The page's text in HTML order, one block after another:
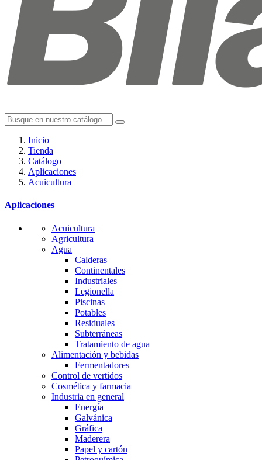
Inicio
Tienda
Catálogo
Aplicaciones
Acuicultura
Aplicaciones
Acuicultura
Agricultura
Agua
Calderas
Continentales
Industriales
Legionella
Piscinas
Potables
Residuales
Subterráneas
Tratamiento de agua
Alimentación y bebidas
Fermentadores
Control de vertidos
Cosmética y farmacia
Industria en general
Energía
Galvánica
Gráfica
Maderera
Papel y cartón